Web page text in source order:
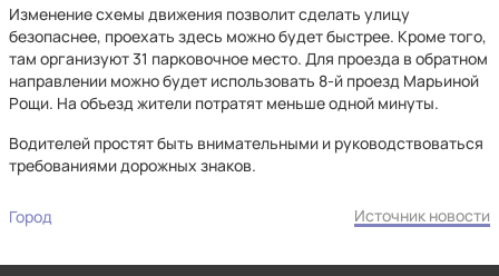
Изменение схемы движения позволит сделать улицу
безопаснее, проехать здесь можно будет быстрее. Кроме того,
там организуют 31 парковочное место. Для проезда в обратном
направлении можно будет использовать 8-й проезд Марьиной
Рощи. На объезд жители потратят меньше одной минуты.
Водителей простят быть внимательными и руководствоваться
требованиями дорожных знаков.
Город Источник новости